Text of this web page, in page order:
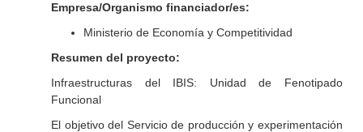
Empresa/Organismo financiador/es:
Ministerio de Economía y Competitividad
Resumen del proyecto:
Infraestructuras del IBIS: Unidad de Fenotipado
Funcional
El objetivo del Servicio de producción y experimentación